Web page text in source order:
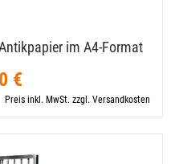
im A4-​Format
€
Preis inkl. MwSt. zzgl. Versandkosten